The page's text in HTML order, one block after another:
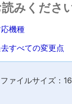
みくださ
機種
すべての変更点
ァイルサイズ：